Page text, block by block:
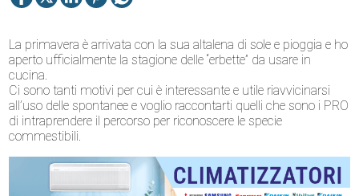
La primavera è arrivata con la sua altalena di sole e pioggia e ho
aperto ufficialmente la stagione delle “erbette” da usare in
cucina.
Ci sono tanti motivi per cui è interessante e utile riavvicinarsi
all’uso delle spontanee e voglio raccontarti quelli che sono i PRO
di intraprendere il percorso per riconoscere le specie
commestibili.